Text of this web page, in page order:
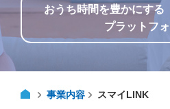
おうち時間を豊かにする
プラットフォ
事業内容 スマイLINK